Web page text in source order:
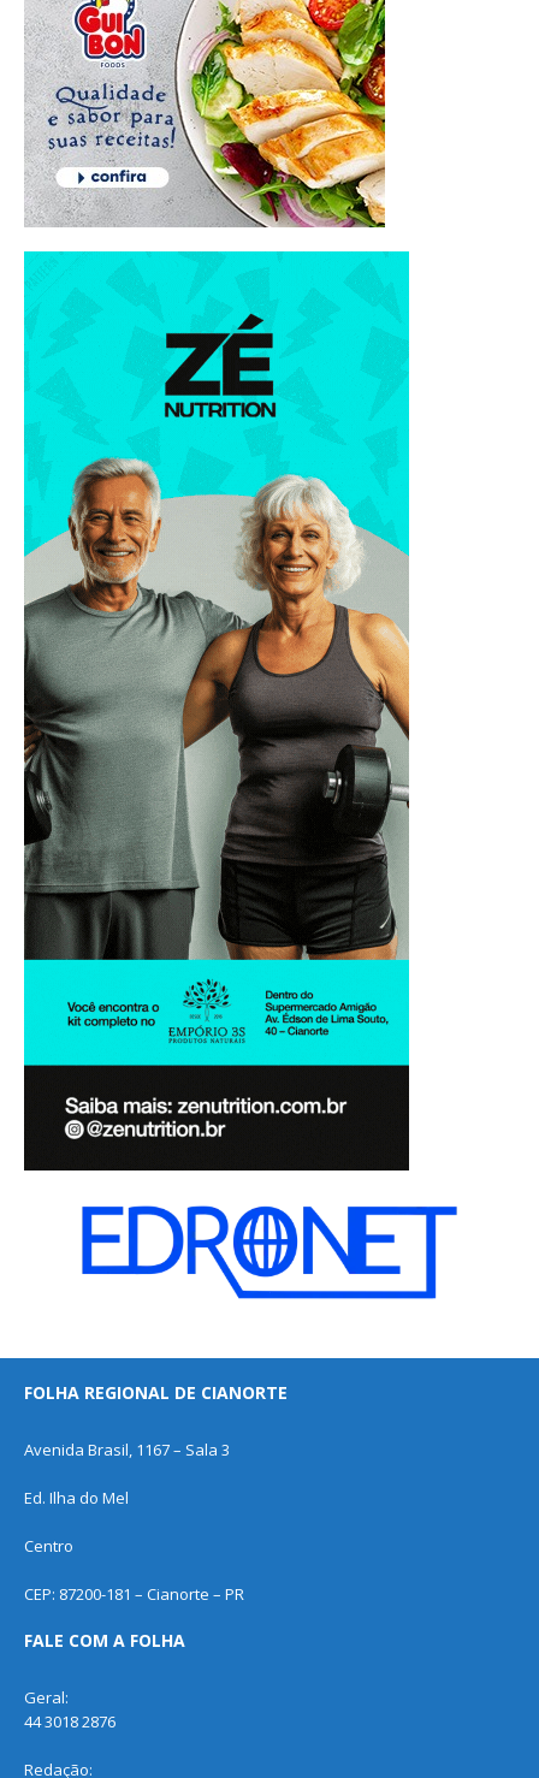
FOLHA REGIONAL DE CIANORTE
Avenida Brasil, 1167 – Sala 3
Ed. Ilha do Mel
Centro
CEP: 87200-181 – Cianorte – PR
FALE COM A FOLHA
Geral:
44 3018 2876
Redação: